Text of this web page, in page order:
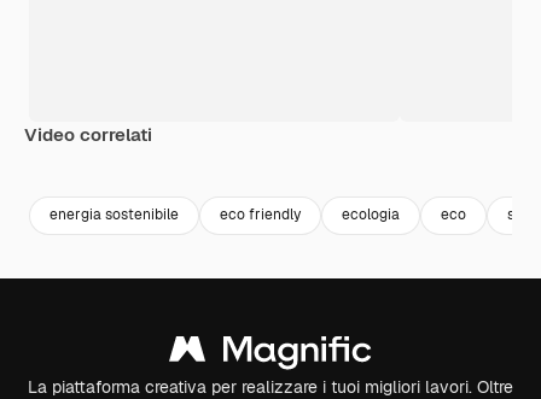
Video correlati
energia sostenibile eco friendly ecologia eco
La piattaforma creativa per realizzare i tuoi migliori lavori. Oltre